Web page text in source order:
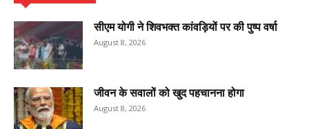
सीएम योगी ने शिवभक्त कांवड़ियों पर की पुष्प वर्षा
August 8, 2026
जीवन के सवालों को खुद पहचानना होगा
August 8, 2026